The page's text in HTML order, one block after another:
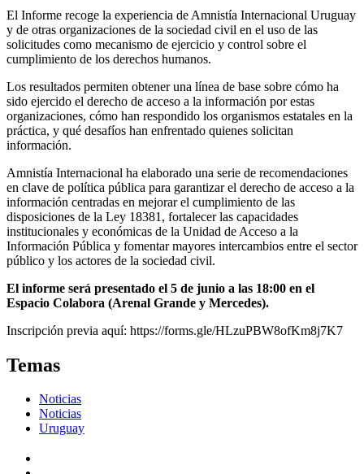
El Informe recoge la experiencia de Amnistía Internacional Uruguay
y de otras organizaciones de la sociedad civil en el uso de las
solicitudes como mecanismo de ejercicio y control sobre el
cumplimiento de los derechos humanos.
Los resultados permiten obtener una línea de base sobre cómo ha
sido ejercido el derecho de acceso a la información por estas
organizaciones, cómo han respondido los organismos estatales en la
práctica, y qué desafíos han enfrentado quienes solicitan
información.
Amnistía Internacional ha elaborado una serie de recomendaciones
en clave de política pública para garantizar el derecho de acceso a la
información centradas en mejorar el cumplimiento de las
disposiciones de la Ley 18381, fortalecer las capacidades
institucionales y económicas de la Unidad de Acceso a la
Información Pública y fomentar mayores intercambios entre el sector
público y los actores de la sociedad civil.
El informe será presentado el 5 de junio a las 18:00 en el
Espacio Colabora (Arenal Grande y Mercedes).
Inscripción previa aquí: https://forms.gle/HLzuPBW8ofKm8j7K7
Temas
Noticias
Noticias
Uruguay